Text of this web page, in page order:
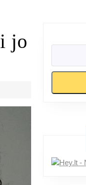
jo